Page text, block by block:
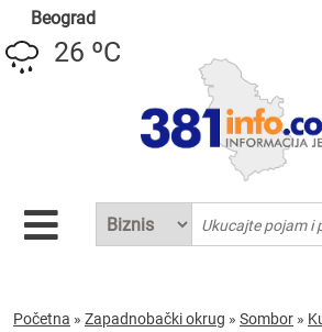
Beograd
26 ºC
Početna » Zapadnobački okrug » Sombor »